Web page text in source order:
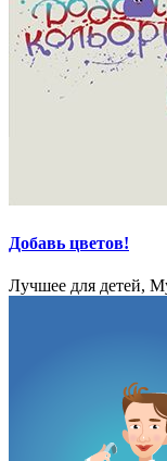
Добавь цветов!
Лучшее для детей,